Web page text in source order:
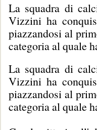
La squadra di
Vizzini ha
piazzandosi al
categoria al quale
La squadra di
Vizzini ha
piazzandosi al
categoria al quale